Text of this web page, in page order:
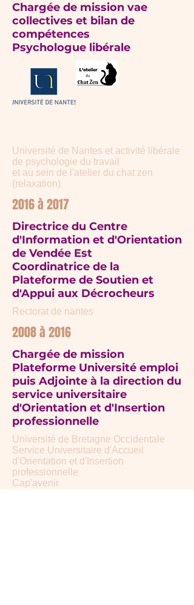
Chargée de mission vae
collectives et bilan de
compétences
Psychologue libérale
Université de Nantes et activité libérale
de psychologie du travail
et au sein de l'atelier du chat zen
(relaxation)
2016 à 2017
Directrice du Centre
d'Information et d'Orientation
de Vendée Est
Coordinatrice de la
Plateforme de Soutien et
d'Appui aux Décrocheurs
Rectorat de nantes
2008 à 2016
Chargée de mission
Plateforme Université emploi
puis Adjointe à la direction du
service universitaire
d'Orientation et d'Insertion
professionnelle
Université de Bretagne Occidentale
Service Universitaire d'Accueil
d'Orientation et d'Insertion
professionnelle
Cap'avenir